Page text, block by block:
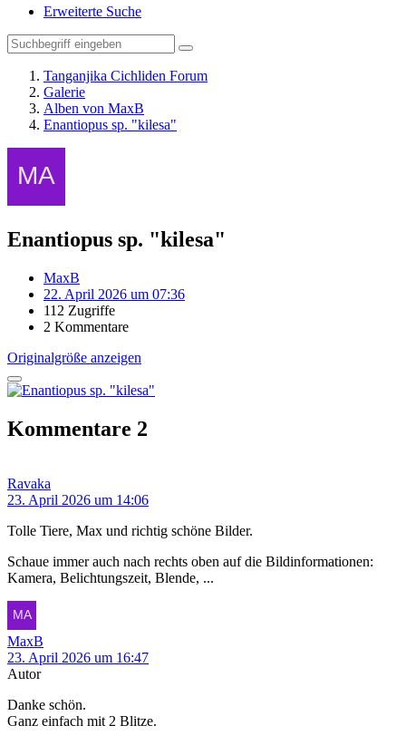
Erweiterte Suche
Tanganjika Cichliden Forum
Galerie
Alben von MaxB
Enantiopus sp. "kilesa"
Enantiopus sp. "kilesa"
MaxB
22. April 2026 um 07:36
112 Zugriffe
2 Kommentare
Originalgröße anzeigen
Kommentare 2
Ravaka
23. April 2026 um 14:06
Tolle Tiere, Max und richtig schöne Bilder.
Schaue immer auch nach rechts oben auf die Bildinformationen:
Kamera, Belichtungszeit, Blende, ...
MaxB
23. April 2026 um 16:47
Autor
Danke schön.
Ganz einfach mit 2 Blitze.